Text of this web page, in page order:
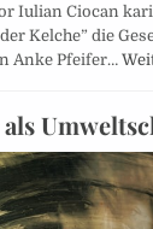
Iulian Ciocan
Kelche” die
Anke Pfeifer…